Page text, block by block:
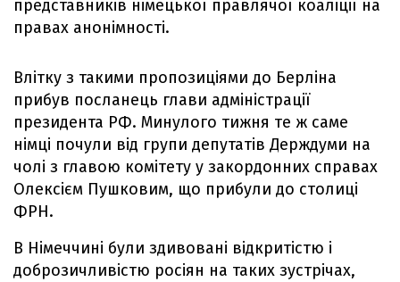
представників німецької правлячої коаліції на
правах анонімності.
Влітку з такими пропозиціями до Берліна
прибув посланець глави адміністрації
президента РФ. Минулого тижня те ж саме
німці почули від групи депутатів Держдуми на
чолі з главою комітету у закордонних справах
Олексієм Пушковим, що прибули до столиці
ФРН.
В Німеччині були здивовані відкритістю і
доброзичливістю росіян на таких зустрічах,